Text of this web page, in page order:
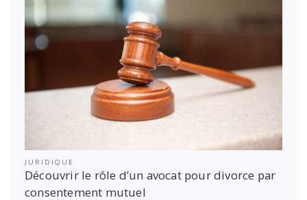
JURIDIQUE
Découvrir le rôle d’un avocat pour divorce par
consentement mutuel